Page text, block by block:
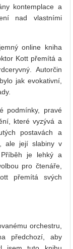
kontemplace a
nad vlastními
online kniha
Kott přemítá a
Autorčin
jak evokativní,
podmínky, pravé
které vyzývá a
postavách a
ale její slabiny v
je lehký a
pro čtenáře,
přemítá svých
orchestru,
předchozí, aby